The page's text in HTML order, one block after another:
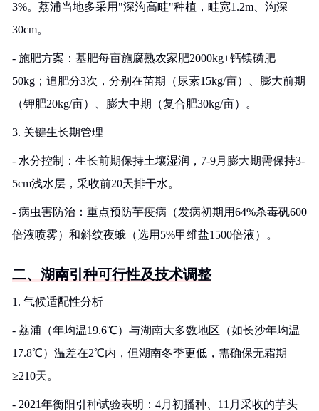
3%。荔浦当地多采用"深沟高畦"种植，畦宽1.2m、沟深
30cm。
- 施肥方案：基肥每亩施腐熟农家肥2000kg+钙镁磷肥
50kg；追肥分3次，分别在苗期（尿素15kg/亩）、膨大前期
（钾肥20kg/亩）、膨大中期（复合肥30kg/亩）。
3. 关键生长期管理
- 水分控制：生长前期保持土壤湿润，7-9月膨大期需保持3-
5cm浅水层，采收前20天排干水。
- 病虫害防治：重点预防芋疫病（发病初期用64%杀毒矾600
倍液喷雾）和斜纹夜蛾（选用5%甲维盐1500倍液）。
二、湖南引种可行性及技术调整
1. 气候适配性分析
- 荔浦（年均温19.6℃）与湖南大多数地区（如长沙年均温
17.8℃）温差在2℃内，但湖南冬季更低，需确保无霜期
≥210天。
- 2021年衡阳引种试验表明：4月初播种、11月采收的芋头